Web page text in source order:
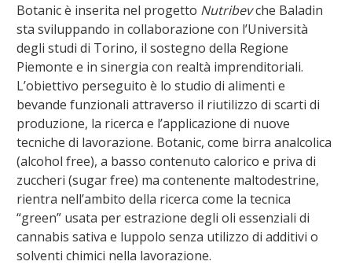
Botanic è inserita nel progetto Nutribevche Baladin
sta sviluppando in collaborazione con l’Università
degli studi di Torino, il sostegno della Regione
Piemonte e in sinergia con realtà imprenditoriali.
L’obiettivo perseguito è lo studio di alimenti e
bevande funzionali attraverso il riutilizzo di scarti di
produzione, la ricerca e l’applicazione di nuove
tecniche di lavorazione. Botanic, come birra analcolica
(alcohol free), a basso contenuto calorico e priva di
zuccheri (sugar free) ma contenente maltodestrine,
rientra nell’ambito della ricerca come la tecnica
“green” usata per estrazione degli oli essenziali di
cannabis sativa e luppolo senza utilizzo di additivi o
solventi chimici nella lavorazione.